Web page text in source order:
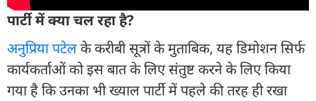
पार्टी में क्या चल रहा है?
अनुप्रिया पटेलके करीबी सूत्रों के मुताबिक, यह डिमोशन सिर्फ
कार्यकर्ताओं को इस बात के लिए संतुष्ट करने के लिए किया
गया है कि उनका भी ख्याल पार्टी में पहले की तरह ही रखा